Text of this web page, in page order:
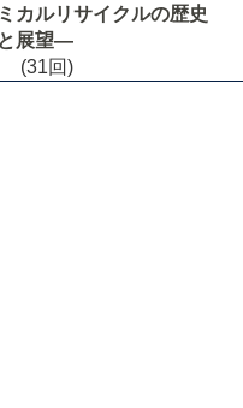
ミカルリサイクルの歴史
と展望―
(31回)